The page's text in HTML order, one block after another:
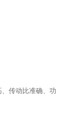
传动比准确、功